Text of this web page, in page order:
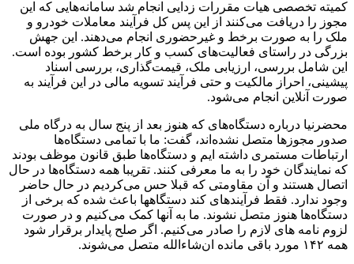
کمیته تخصصی هیات مقررات زدایی انجام شد سامانه‌هایی که این
مجوز را دریافت می‌کنند از این پس کل فرآیند معاملات خودرو و
ملک را به صورت برخط و غیرحضوری انجام می‌دهند. این جهش
بزرگی در راستای فعالیت‌های کسب و کار برخط کشور بوده است.
این شامل بررسی، ارزیابی ملک، قیمت‌گذاری، بررسی اسناد
پیشینی، احراز مالکیت و حتی فرآیند تسویه مالی در این فرآیند به
صورت آنلاین انجام می‌شود.
محضرنیا درباره دستگاه‌های که هنوز بعد از پنج سال به درگاه ملی
صدور مجوزها متصل نشده‌اند، گفت: ما با تمامی دستگاه‌ها
ارتباطات مستمری داشته ایم و دستگاه‌ها طبق قانون موظف بودند
که نمایندگان خود را به ما معرفی کنند. تقریبا همه‌ دستگاه‌ها در حال
اتصال هستند و آن مقاومتی که قبلا حس می‌کردیم در حال حاضر
وجود ندارد. فقط فرآیندهای کند دستگاهها باعث شده که برخی از
دستگاه‌ها هنوز متصل نشوند. ما به آنها کمک می‌کنیم و در صورت
لزوم نامه های لازم را صادر می‌کنیم. اگر صلح پایدار برقرار شود
همه ۱۴۲ مورد باقی مانده ان‌شاءالله متصل می‌شوند.